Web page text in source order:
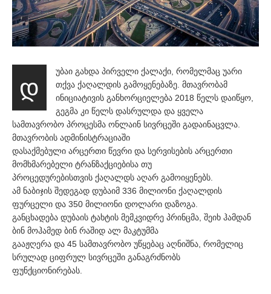
დ
უბაი გახდა პირველი ქალაქი, რომელმაც უარი
თქვა ქაღალდის გამოყენებაზე. მთავრობამ
ინიციატივის განხორციელება 2018 წელს დაიწყო,
გეგმა კი წელს დასრულდა და ყველა
სამთავრობო პროცესმა ონლაინ სივრცეში გადაინაცვლა.
მთავრობის ადმინისტრაციაში
დასაქმებული არცერთი წევრი და სერვისების არცერთი
მომხმარებელი ტრანზაქციებისა თუ
პროცედურებისთვის ქაღალდს აღარ გამოიყენებს.
ამ ნაბიჯის შედეგად დუბაიმ 336 მილიონი ქაღალდის
ფურცელი და 350 მილიონი დოლარი დაზოგა.
განცხადება დუბაის ტახტის მემკვიდრე პრინცმა, შეიხ ჰამდან
ბინ მოჰამედ ბინ რაშიდ ალ მაკტუმმა
გააჟღერა და 45 სამთავრობო უწყებაც აღნიშნა, რომელიც
სრულად ციფრულ სივრცეში განაგრძნობს
ფუნქციონირებას.